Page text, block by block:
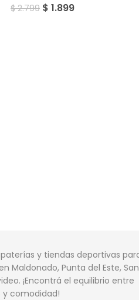
$2.799 $ 1.899
y tiendas deportivas
Maldonado, Punta del Este, San
¡Encontrá el equilibrio entre
y comodidad!